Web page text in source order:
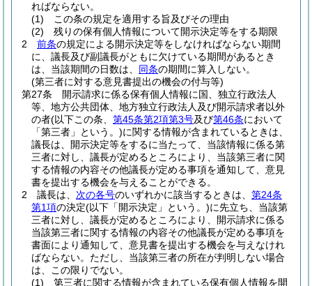
ればならない。
(1)
この条の規定を適用する旨及びその理由
(2)
残りの保有個人情報について開示決定等をする期限
2
前条の規定による開示決定等をしなければならない期間
に、議長及び副議長がともに欠けている期間があるとき
は、当該期間の日数は、 同条の期間に算入しない。
(第三者に対する意見書提出の機会の付与等)
第27条
開示請求に係る保有個人情報に国、独立行政法人
等、地方公共団体、地方独立行政法人及び開示請求者以外
の者(以下この条、 第45条第2項第3号及び第46条において
「第三者」という。)に関する情報が含まれているときは、
議長は、開示決定等をするに当たって、当該情報に係る第
三者に対し、議長が定めるところにより、当該第三者に関
する情報の内容その他議長が定める事項を通知して、意見
書を提出する機会を与えることができる。
2
議長は、 次の各号のいずれかに該当するときは、 第24条
第1項の決定(以下「開示決定」という。)に先立ち、当該第
三者に対し、議長が定めるところにより、開示請求に係る
当該第三者に関する情報の内容その他議長が定める事項を
書面により通知して、意見書を提出する機会を与えなけれ
ばならない。 ただし、当該第三者の所在が判明しない場合
は、この限りでない。
(1)
第三者に関する情報が含まれている保有個人情報を開